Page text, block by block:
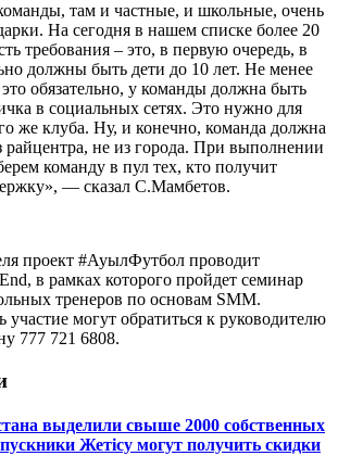
там и частные, и школьные, очень
На сегодня в нашем списке более 20
требования – это, в первую очередь, в
должны быть дети до 10 лет. Не менее
обязательно, у команды должна быть
в социальных сетях. Это нужно для
же клуба. Ну, и конечно, команда должна
райцентра, не из города. При выполнении
команду в пул тех, кто получит
— сказал С.Мамбетов.
проект #АуылФутбол проводит
в рамках которого пройдет семинар
тренеров по основам SMM.
могут обратиться к руководителю
777 721 6808.
выделили свыше 2000 собственных
Жетісу могут получить скидки